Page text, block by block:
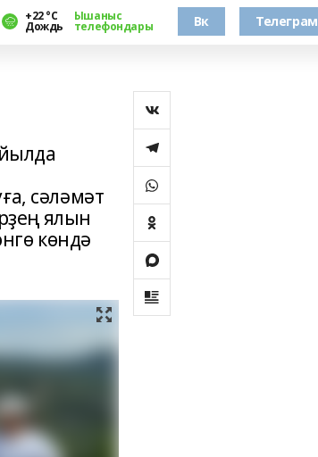
+22 °С
Дождь
Ышаныс
телефондары Вк Телеграм
сәләмәт
ялын
көндә